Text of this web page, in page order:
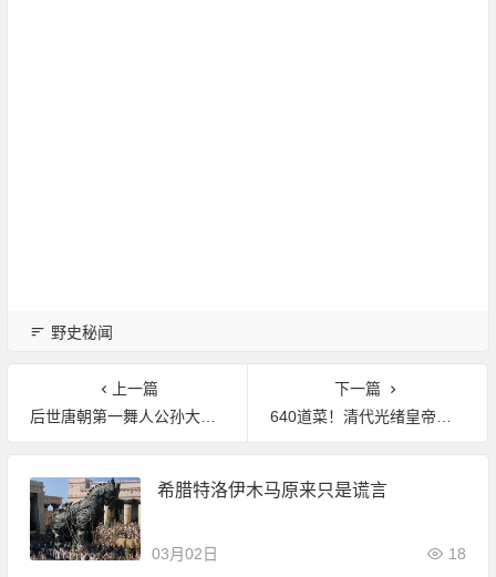
野史秘闻
上一篇
后世唐朝第一舞人公孙大娘的评价为何如此之高
下一篇
640道菜！清代光绪皇帝一顿饭要花掉多少钱
希腊特洛伊木马原来只是谎言
03月02日 18